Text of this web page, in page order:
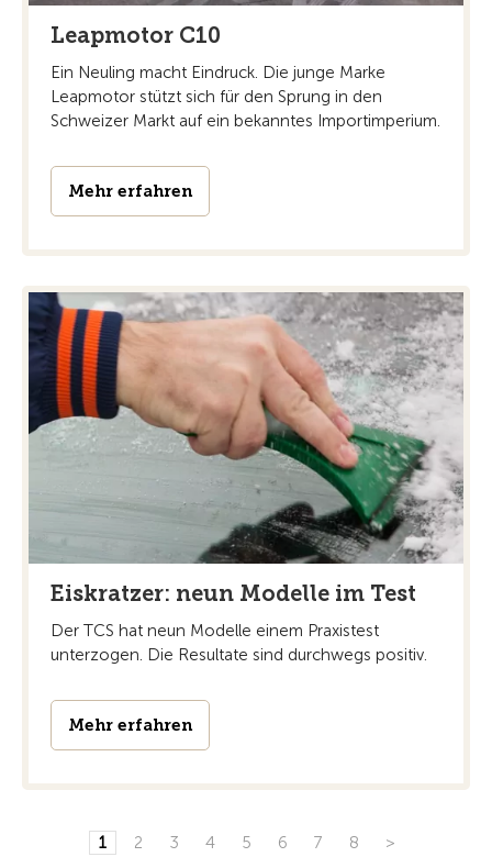
Leapmotor C10
Ein Neuling macht Eindruck. Die junge Marke
Leapmotor stützt sich für den Sprung in den
Schweizer Markt auf ein bekanntes Importimperium.
Mehr erfahren
Eiskratzer: neun Modelle im Test
Der TCS hat neun Modelle einem Praxistest
unterzogen. Die Resultate sind durchwegs positiv.
Mehr erfahren
1 2 3 4 5 6 7 8 >